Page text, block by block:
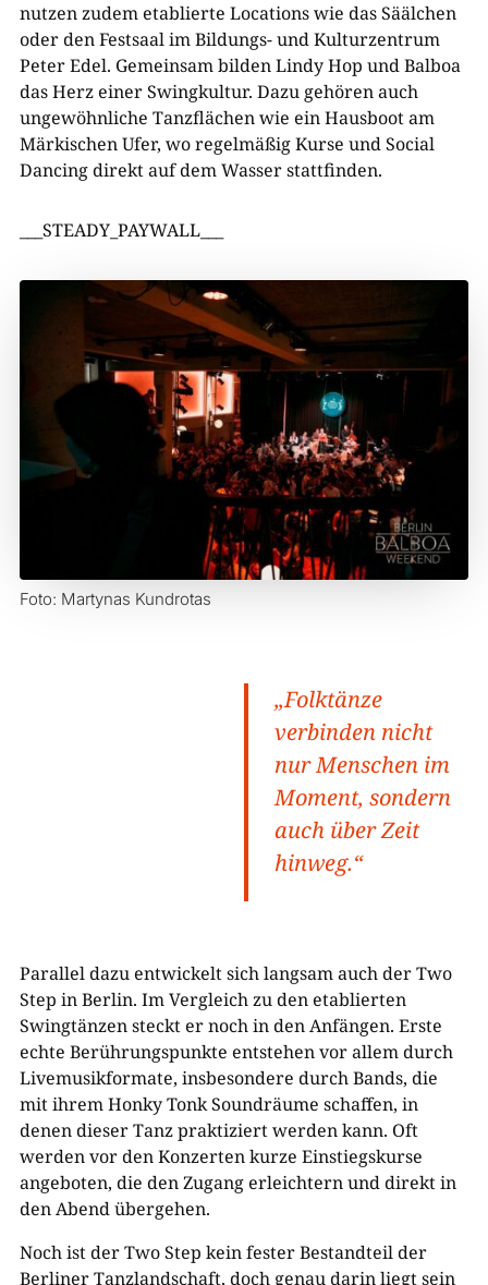
nutzen zudem etablierte Locations wie das Säälchen
oder den Festsaal im Bildungs- und Kulturzentrum
Peter Edel. Gemeinsam bilden Lindy Hop und Balboa
das Herz einer Swingkultur. Dazu gehören auch
ungewöhnliche Tanzflächen wie ein Hausboot am
Märkischen Ufer, wo regelmäßig Kurse und Social
Dancing direkt auf dem Wasser stattfinden.
___STEADY_PAYWALL___
Foto: Martynas Kundrotas
„Folktänze
verbinden nicht
nur Menschen im
Moment, sondern
auch über Zeit
hinweg.“
Parallel dazu entwickelt sich langsam auch der Two
Step in Berlin. Im Vergleich zu den etablierten
Swingtänzen steckt er noch in den Anfängen. Erste
echte Berührungspunkte entstehen vor allem durch
Livemusikformate, insbesondere durch Bands, die
mit ihrem Honky Tonk Soundräume schaffen, in
denen dieser Tanz praktiziert werden kann. Oft
werden vor den Konzerten kurze Einstiegskurse
angeboten, die den Zugang erleichtern und direkt in
den Abend übergehen.
Noch ist der Two Step kein fester Bestandteil der
Berliner Tanzlandschaft, doch genau darin liegt sein